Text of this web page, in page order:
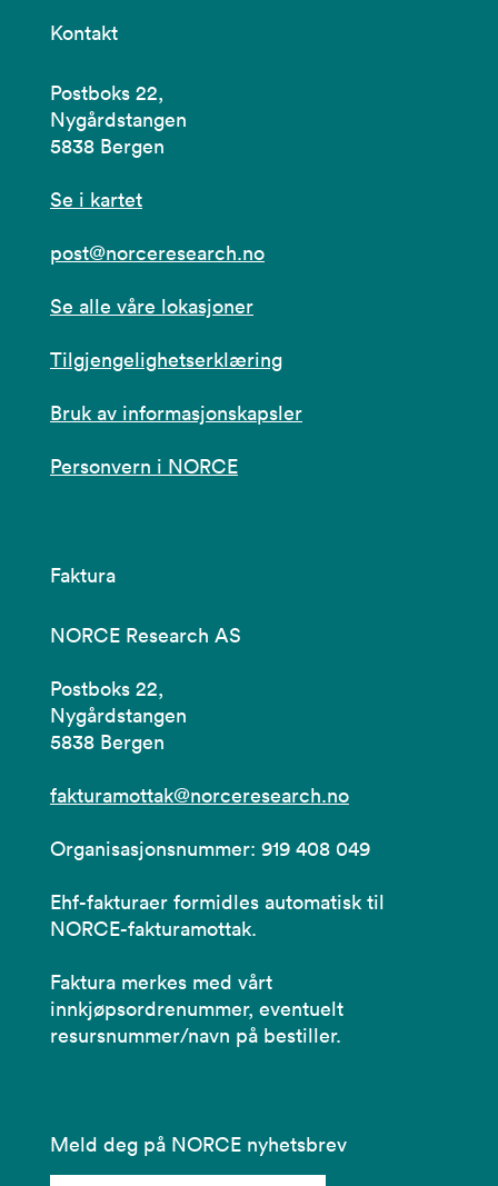
Kontakt
Postboks 22,
Nygårdstangen
5838 Bergen
Se i kartet
post@norceresearch.no
Se alle våre lokasjoner
Tilgjengelighetserklæring
Bruk av informasjonskapsler
Personvern i NORCE
Faktura
NORCE Research AS
Postboks 22,
Nygårdstangen
5838 Bergen
fakturamottak@norceresearch.no
Organisasjonsnummer: 919 408 049
Ehf-fakturaer formidles automatisk til
NORCE-fakturamottak.
Faktura merkes med vårt
innkjøpsordrenummer, eventuelt
resursnummer/navn på bestiller.
Meld deg på NORCE nyhetsbrev